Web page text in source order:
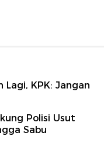
Lagi, KPK: Jangan
Polisi Usut
Sabu